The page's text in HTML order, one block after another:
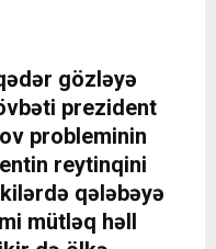
gözləyə
prezident
probleminin
reytinqini
qələbəyə
mütləq həll